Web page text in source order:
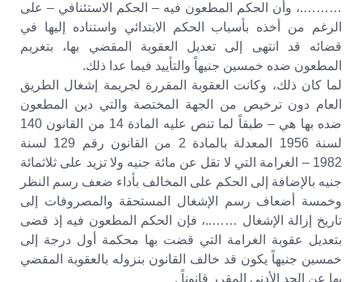
……….، وأن الحكم المطعون فيه – الحكم الاستئنافي – على
الرغم من أخذه بأسباب الحكم الابتدائي واستناده إليها في
قضائه قد انتهى إلى تعديل العقوبة المقضي بها، بتغريم
المطعون ضده خمسين جنيهاً والتأييد فيما عدا ذلك.
لما كان ذلك، وكانت العقوبة المقررة لجريمة إشغال الطريق
العام دون ترخيص من الجهة المختصة والتي دين المطعون
ضده بها هي – طبقاً لما تنص عليه المادة 14 من القانون 140
لسنة 1956 المعدلة بالمادة 2 من القانون رقم 129 لسنة
1982 – الغرامة التي لا تقل عن مائة جنيه ولا تزيد على ثلاثمائة
جنيه بالإضافة إلى الحكم على المخالف بأداء ضعف رسم النظر
وخمسة أضعاف رسم الإشغال المستحقة والمصروفات إلى
تاريخ إزالة الإشغال ……..، فإن الحكم المطعون فيه إذ قضى
بتعديل عقوبة الغرامة التي قضت بها محكمة أول درجة إلى
خمسين جنيهاً يكون قد خالف القانون بنزوله بالعقوبة المقضي
بها عن الحد الأدنى المقرر قانوناً .